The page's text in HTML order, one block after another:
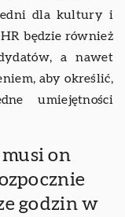
dla kultury i
będzie również
a nawet
aby określić,
umiejętności
on
godzin w